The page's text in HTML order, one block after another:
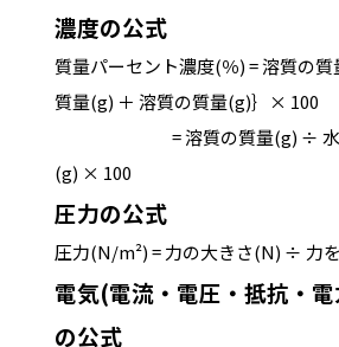
濃度の公式
質量パーセン ト濃度(％)=溶質の質
質量(g) ＋ 溶質の質量(g)｝ × 100
=溶質の質量(g) ÷ 水
(g) × 100
圧力の公式
圧力(N/m²)=力の大きさ(N) ÷ 力を
電気(電流・電圧・抵抗・
の公式